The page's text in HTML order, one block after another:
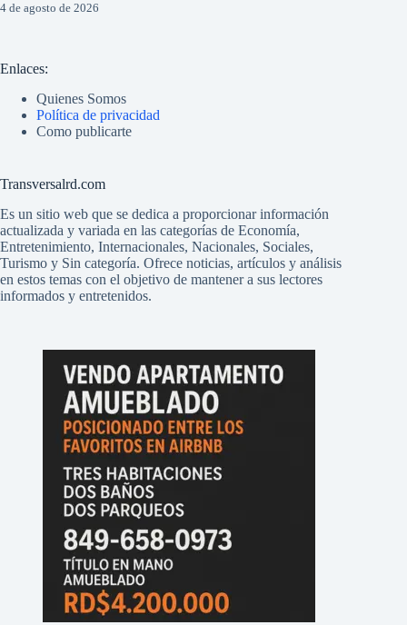
4 de agosto de 2026
Enlaces:
Quienes Somos
Política de privacidad
Como publicarte
Transversalrd.com
Es un sitio web que se dedica a proporcionar información
actualizada y variada en las categorías de Economía,
Entretenimiento, Internacionales, Nacionales, Sociales,
Turismo y Sin categoría. Ofrece noticias, artículos y análisis
en estos temas con el objetivo de mantener a sus lectores
informados y entretenidos.